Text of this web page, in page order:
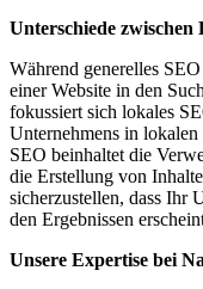
Unterschiede zwischen
Während generelles
einer Website in den
fokussiert sich lokales
Unternehmens in
SEO beinhaltet die
die Erstellung von
sicherzustellen, dass Ihr
den Ergebnissen
Unsere Expertise bei